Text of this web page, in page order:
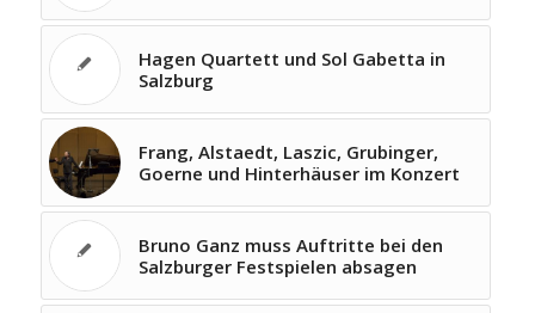
Hagen Quartett und Sol Gabetta in
Salzburg
Frang, Alstaedt, Laszic, Grubinger,
Goerne und Hinterhäuser im Konzert
Bruno Ganz muss Auftritte bei den
Salzburger Festspielen absagen